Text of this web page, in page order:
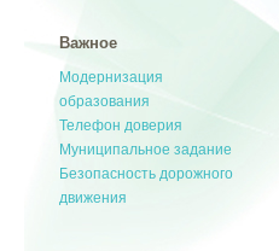
Важное
Модернизация
образования
Телефон доверия
Муниципальное задание
Безопасность дорожного
движения